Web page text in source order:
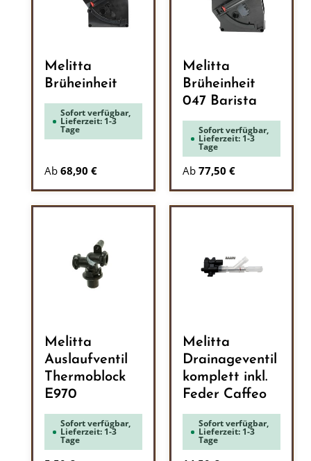
Melitta
Brüheinheit
Sofort verfügbar,
Lieferzeit: 1-3
Tage
Ab 68,90 €
Melitta
Brüheinheit
047 Barista
Sofort verfügbar,
Lieferzeit: 1-3
Tage
Ab 77,50 €
Melitta
Auslaufventil
Thermoblock
E970
Sofort verfügbar,
Lieferzeit: 1-3
Tage
Melitta
Drainageventil
komplett inkl.
Feder Caffeo
Sofort verfügbar,
Lieferzeit: 1-3
Tage